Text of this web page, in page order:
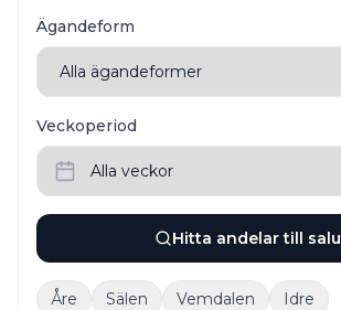
Ägandeform
Veckoperiod
Hitta andelar till salu
Åre Sälen Vemdalen Idre